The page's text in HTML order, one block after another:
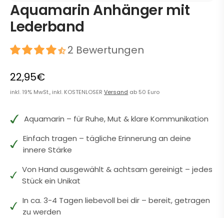
Aquamarin Anhänger mit
Lederband
2 Bewertungen
22,95€
inkl. 19% MwSt., inkl. KOSTENLOSERVersand ab 50 Euro
Aquamarin – für Ruhe, Mut & klare Kommunikation
Einfach tragen – tägliche Erinnerung an deine
innere Stärke
Von Hand ausgewählt & achtsam gereinigt – jedes
Stück ein Unikat
In ca. 3-4 Tagen liebevoll bei dir – bereit, getragen
zu werden